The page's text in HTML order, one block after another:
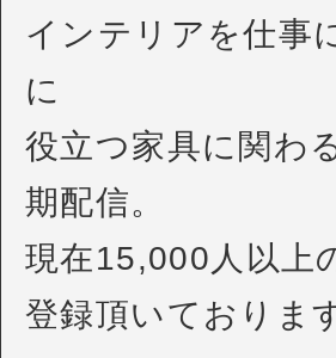
インテリアを仕事
に
役立つ家具に関わ
期配信。
現在15,000人以上
登録頂いておりま